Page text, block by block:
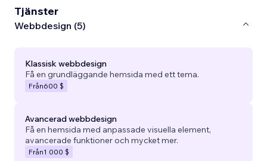
Tjänster
Webbdesign (5)
Klassisk webbdesign
Få en grundläggande hemsida med ett tema.
Från600 $
Avancerad webbdesign
Få en hemsida med anpassade visuella element,
avancerade funktioner och mycket mer.
Från1 000 $